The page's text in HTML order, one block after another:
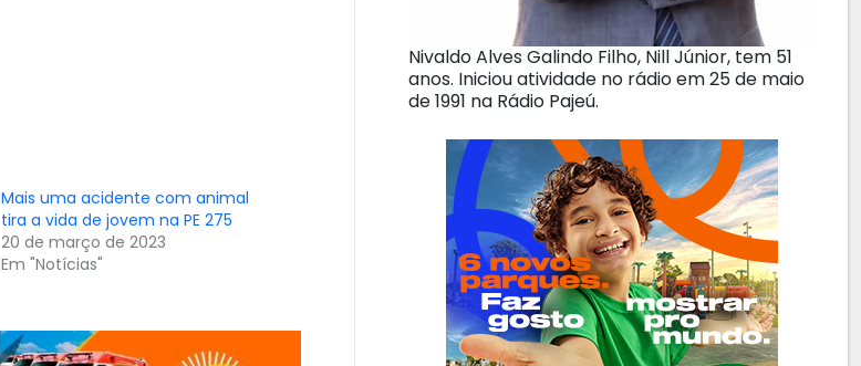
Mais uma acidente com animal
tira a vida de jovem na PE 275
20 de março de 2023
Em "Notícias"
Nivaldo Alves Galindo Filho, Nill Júnior, tem 51
anos. Iniciou atividade no rádio em 25 de maio
de 1991 na Rádio Pajeú.